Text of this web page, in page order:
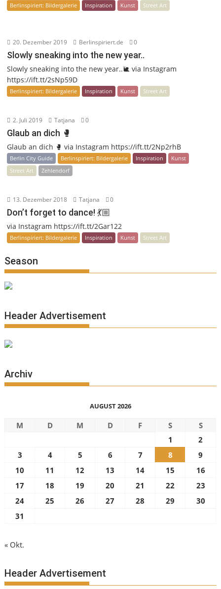
Berlinspiriert: Bildergalerie Inspiration Kunst Street Art
20. Dezember 2019 Berlinspiriert.de 0
Slowly sneaking into the new year..
Slowly sneaking into the new year..🐌 via Instagram
https://ift.tt/2sNp59D
Berlinspiriert: Bildergalerie Inspiration Kunst Street Art
2. Juli 2019 Tatjana 0
Glaub an dich 🥊
Glaub an dich 🥊 via Instagram https://ift.tt/2Np2rhB
Berlin City Guide Berlinspiriert: Bildergalerie Inspiration
Kunst
Street Art
Zehlendorf
13. Dezember 2018 Tatjana 0
Don’t forget to dance! 💃🏼
via Instagram https://ift.tt/2Gar122
Berlinspiriert: Bildergalerie Inspiration Kunst Street Art
Season
Header Advertisement
Archiv
AUGUST 2026
M D M D F S
S
1
2
3
4 5 6 7 8
9
10
11 12 13 14 15
16
17
18 19 20 21 22
23
24
25 26 27 28 29
30
31
« Okt.
Header Advertisement